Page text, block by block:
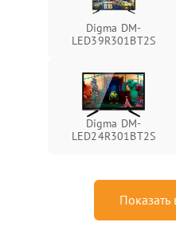
Digma DM-
LED39R301BT2S
Digma DM-
LED24R301BT2S
Показать